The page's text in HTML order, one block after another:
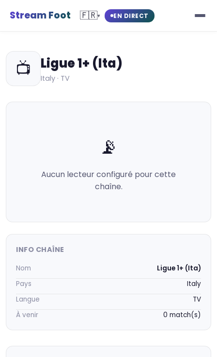
Stream Foot 🇫🇷▾ EN DIRECT
📺 Ligue 1+ (Ita)
Italy · TV
📡
Aucun lecteur configuré pour cette
chaîne.
INFO CHAÎNE
Nom
Ligue 1+ (Ita)
Pays
Italy
Langue
TV
À venir
0 match(s)